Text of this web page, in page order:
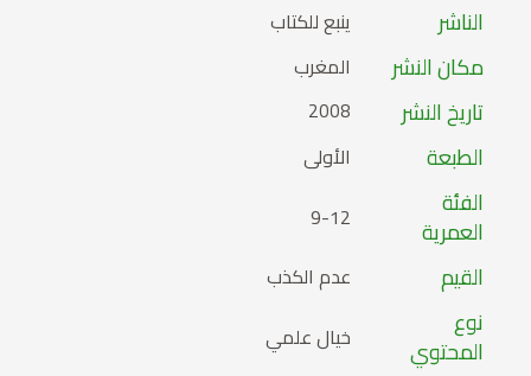
الناشر ينبع للكتاب
مكان النشر المغرب
تاريخ النشر 2008
الطبعة الأولى
الفئة
العمرية 9-12
القيم عدم الكذب
نوع
المحتوي خيال علمي